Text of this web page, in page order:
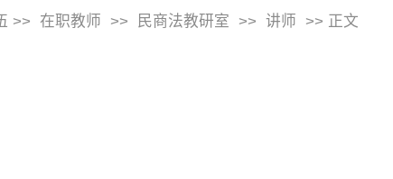
>> 在职教师 >> 民商法教研室 >> 讲师 >> 正文